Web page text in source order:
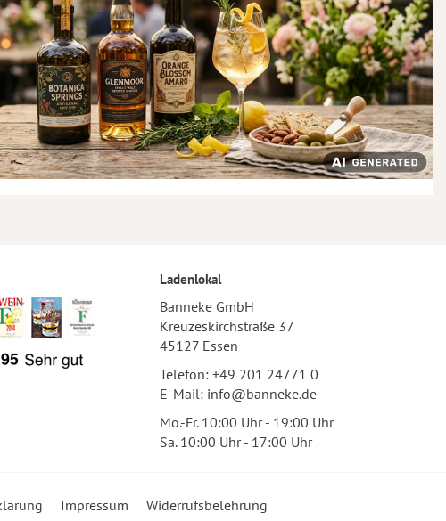
Ladenlokal
Banneke GmbH
Kreuzeskirchstraße 37
45127 Essen
Telefon: +49 201 24771 0
E-Mail: info@banneke.de
Mo.-Fr. 10:00 Uhr - 19:00 Uhr
Sa. 10:00 Uhr - 17:00 Uhr
Impressum Widerrufsbelehrung